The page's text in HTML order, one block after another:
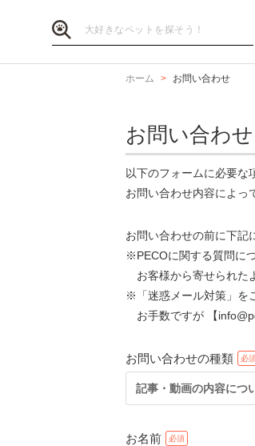
ホーム お問い合わせ
お問い合わせ
以下のフォームに必要な
お問い合わせ内容によっ
お問い合わせの前に下記
※PECOに関する質問に
お客様から寄せられた
※「迷惑メール対策」を
お手数ですが 【
お問い合わせの種類
記事・動画の内容につ
お名前